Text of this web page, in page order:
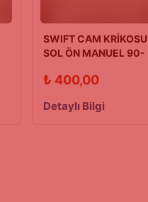
SWIFT CAM KRİKOSU
SOL ÖN MANUEL 90-
₺ 400,00
Detaylı Bilgi